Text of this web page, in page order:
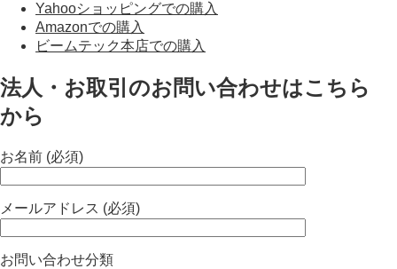
Yahooショッピングでの購入
Amazonでの購入
ビームテック本店での購入
法人・お取引のお問い合わせはこちら
から
お名前 (必須)
メールアドレス (必須)
お問い合わせ分類